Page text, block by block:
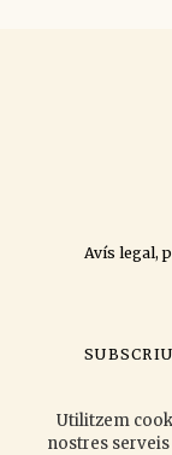
Avís legal,
Utilitzem
nostres